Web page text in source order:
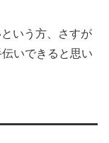
いう方、さすが
いできると思い